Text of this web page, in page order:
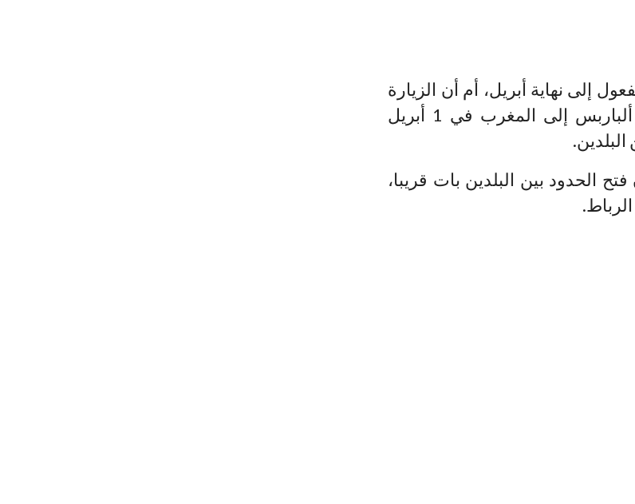
إلى نهاية أبريل، أم أن الزيارة
المرتقبة لوزير الخارجية الإسباني، خوسي مانويل ألباربس إلى المغرب في 1 أبريل
الحدود بين البلدين بات قريبا،